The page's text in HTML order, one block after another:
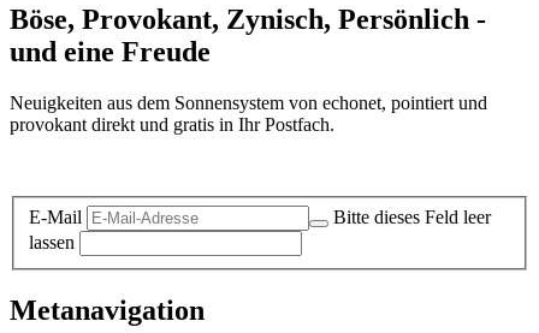
Böse, Provokant, Zynisch, Persönlich -
und eine Freude
Neuigkeiten aus dem Sonnensystem von echonet, pointiert und
provokant direkt und gratis in Ihr Postfach.
E-Mail
Bitte dieses Feld leer
lassen
Metanavigation